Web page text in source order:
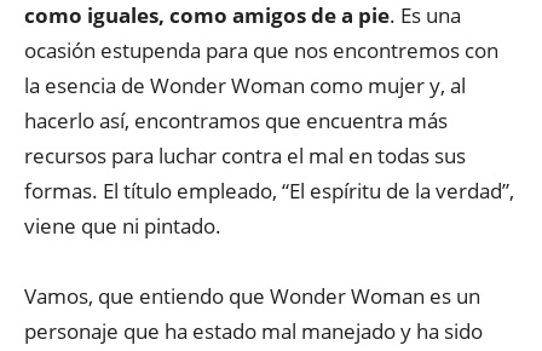
como iguales, como amigos de a pie. Es una
ocasión estupenda para que nos encontremos con
la esencia de Wonder Woman como mujer y, al
hacerlo así, encontramos que encuentra más
recursos para luchar contra el mal en todas sus
formas. El título empleado, “El espíritu de la verdad”,
viene que ni pintado.
Vamos, que entiendo que Wonder Woman es un
personaje que ha estado mal manejado y ha sido